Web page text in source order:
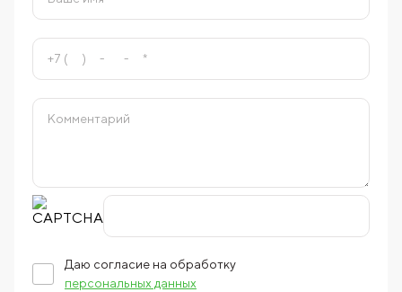
Даю согласие на обработку
персональных данных